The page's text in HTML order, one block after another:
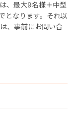
、最大9名様＋中型
となります。それ以
、事前にお問い合